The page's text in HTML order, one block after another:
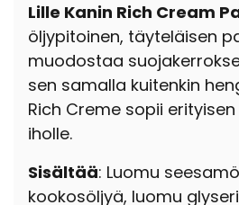
Lille Kanin Rich Cream
öljypitoinen, täyteläisen
muodostaa
sen samalla kuitenkin
Rich Creme sopii
iholle.
Sisältää: Luomu
kookosöljyä, luomu